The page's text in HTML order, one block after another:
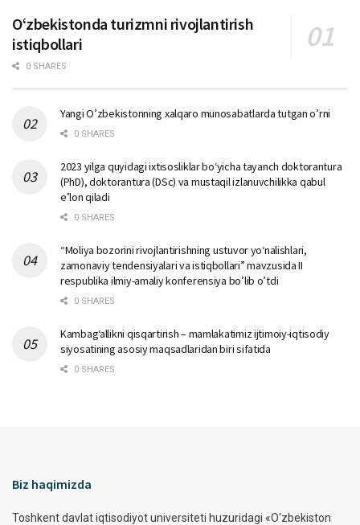
Oʻzbekistonda turizmni rivojlantirish
istiqbollari
0 SHARES
Yangi O’zbekistonning xalqaro munosabatlarda tutgan o’rni
0 SHARES
2023 yilga quyidagi ixtisosliklar bо‘yicha tayanch doktorantura
(PhD), doktorantura (DSc) va mustaqil izlanuvchilikka qabul
e’lon qiladi
0 SHARES
“Moliya bozorini rivojlantirishning ustuvor yo‘nalishlari,
zamonaviy tendensiyalari va istiqbollari” mavzusida II
respublika ilmiy-amaliy konferensiya bo’lib o’tdi
0 SHARES
Kambag‘allikni qisqartirish – mamlakatimiz ijtimoiy-iqtisodiy
siyosatining asosiy maqsadlaridan biri sifatida
0 SHARES
Biz haqimizda
Toshkent davlat iqtisodiyot universiteti huzuridagi «O‘zbekiston